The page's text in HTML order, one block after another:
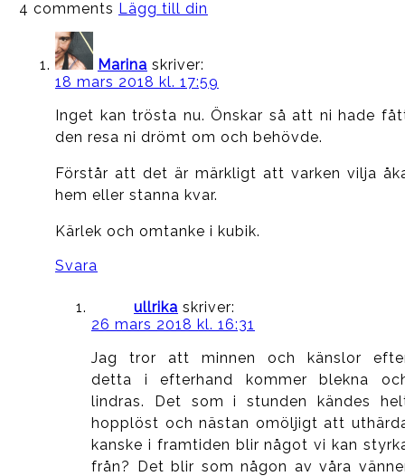
4 comments Lägg till din
Marina skriver:
18 mars 2018 kl. 17:59
Inget kan trösta nu. Önskar så att ni hade
den resa ni drömt om och behövde.
Förstår att det är märkligt att varken vilja
hem eller stanna kvar.
Kärlek och omtanke i kubik.
Svara
ullrika skriver:
26 mars 2018 kl. 16:31
Jag tror att minnen och känslor
detta i efterhand kommer blekna
lindras. Det som i stunden kändes
hopplöst och nästan omöljigt att
kanske i framtiden blir något vi kan
från? Det blir som någon av våra